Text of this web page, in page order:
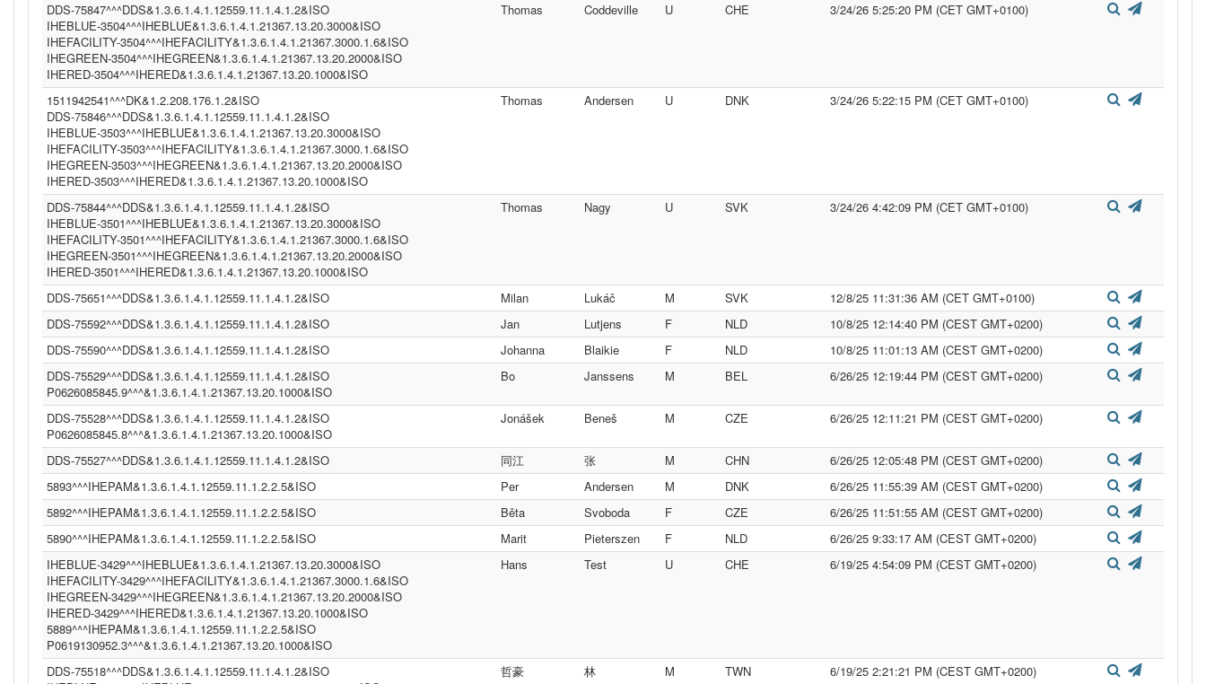
DDS-75847^^^DDS&1.3.6.1.4.1.12559.11.1.4.1.2&ISO
IHEBLUE-3504^^^IHEBLUE&1.3.6.1.4.1.21367.13.20.3000&ISO
IHEFACILITY-3504^^^IHEFACILITY&1.3.6.1.4.1.21367.3000.1.6&ISO
IHEGREEN-3504^^^IHEGREEN&1.3.6.1.4.1.21367.13.20.2000&ISO
IHERED-3504^^^IHERED&1.3.6.1.4.1.21367.13.20.1000&ISO
Thomas Coddeville U CHE 3/24/26 5:25:20 PM (CET GMT+0100)
1511942541^^^DK&1.2.208.176.1.2&ISO
DDS-75846^^^DDS&1.3.6.1.4.1.12559.11.1.4.1.2&ISO
IHEBLUE-3503^^^IHEBLUE&1.3.6.1.4.1.21367.13.20.3000&ISO
IHEFACILITY-3503^^^IHEFACILITY&1.3.6.1.4.1.21367.3000.1.6&ISO
IHEGREEN-3503^^^IHEGREEN&1.3.6.1.4.1.21367.13.20.2000&ISO
IHERED-3503^^^IHERED&1.3.6.1.4.1.21367.13.20.1000&ISO
Thomas Andersen U DNK 3/24/26 5:22:15 PM (CET GMT+0100)
DDS-75844^^^DDS&1.3.6.1.4.1.12559.11.1.4.1.2&ISO
IHEBLUE-3501^^^IHEBLUE&1.3.6.1.4.1.21367.13.20.3000&ISO
IHEFACILITY-3501^^^IHEFACILITY&1.3.6.1.4.1.21367.3000.1.6&ISO
IHEGREEN-3501^^^IHEGREEN&1.3.6.1.4.1.21367.13.20.2000&ISO
IHERED-3501^^^IHERED&1.3.6.1.4.1.21367.13.20.1000&ISO
Thomas Nagy U SVK 3/24/26 4:42:09 PM (CET GMT+0100)
DDS-75651^^^DDS&1.3.6.1.4.1.12559.11.1.4.1.2&ISO Milan Lukáč M SVK
12/8/25 11:31:36 AM (CET GMT+0100)
DDS-75592^^^DDS&1.3.6.1.4.1.12559.11.1.4.1.2&ISO
Jan Lutjens F NLD
10/8/25 12:14:40 PM (CEST GMT+0200)
DDS-75590^^^DDS&1.3.6.1.4.1.12559.11.1.4.1.2&ISO
Johanna Blaikie F NLD
10/8/25 11:01:13 AM (CEST GMT+0200)
DDS-75529^^^DDS&1.3.6.1.4.1.12559.11.1.4.1.2&ISO
P0626085845.9^^^&1.3.6.1.4.1.21367.13.20.1000&ISO
Bo Janssens M BEL 6/26/25 12:19:44 PM (CEST GMT+0200)
DDS-75528^^^DDS&1.3.6.1.4.1.12559.11.1.4.1.2&ISO
P0626085845.8^^^&1.3.6.1.4.1.21367.13.20.1000&ISO
Jonášek Beneš M CZE 6/26/25 12:11:21 PM (CEST GMT+0200)
DDS-75527^^^DDS&1.3.6.1.4.1.12559.11.1.4.1.2&ISO 同江 张 M CHN
6/26/25 12:05:48 PM (CEST GMT+0200)
5893^^^IHEPAM&1.3.6.1.4.1.12559.11.1.2.2.5&ISO
Per Andersen M DNK
6/26/25 11:55:39 AM (CEST GMT+0200)
5892^^^IHEPAM&1.3.6.1.4.1.12559.11.1.2.2.5&ISO
Běta Svoboda F CZE
6/26/25 11:51:55 AM (CEST GMT+0200)
5890^^^IHEPAM&1.3.6.1.4.1.12559.11.1.2.2.5&ISO
Marit Pieterszen F NLD
6/26/25 9:33:17 AM (CEST GMT+0200)
IHEBLUE-3429^^^IHEBLUE&1.3.6.1.4.1.21367.13.20.3000&ISO
IHEFACILITY-3429^^^IHEFACILITY&1.3.6.1.4.1.21367.3000.1.6&ISO
IHEGREEN-3429^^^IHEGREEN&1.3.6.1.4.1.21367.13.20.2000&ISO
IHERED-3429^^^IHERED&1.3.6.1.4.1.21367.13.20.1000&ISO
5889^^^IHEPAM&1.3.6.1.4.1.12559.11.1.2.2.5&ISO
P0619130952.3^^^&1.3.6.1.4.1.21367.13.20.1000&ISO
Hans Test U CHE 6/19/25 4:54:09 PM (CEST GMT+0200)
DDS-75518^^^DDS&1.3.6.1.4.1.12559.11.1.4.1.2&ISO
哲豪 林 M TWN 6/19/25 2:21:21 PM (CEST GMT+0200)